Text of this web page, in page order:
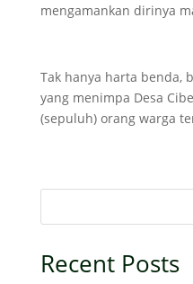
mengamankan dirinya
Tak hanya harta benda,
yang menimpa Desa
(sepuluh) orang warga
Recent Posts